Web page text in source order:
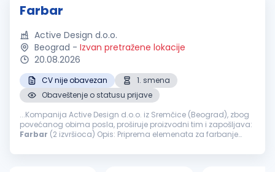
Farbar
Active Design d.o.o.
Beograd - Izvan pretražene lokacije
20.08.2026
CV nije obavezan
1. smena
Obaveštenje o statusu prijave
...Kompanija Active Design d.o.o. iz Sremčice (Beograd), zbog
povećanog obima posla, proširuje proizvodni tim i zapošljava:
Farbar (2 izvršioca) Opis: Priprema elemenata za farbanje
Nudimo...